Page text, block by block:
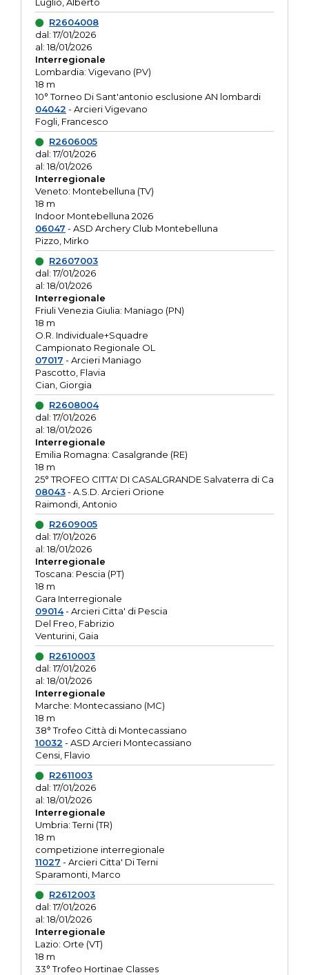
R2604008
dal: 17/01/2026
al: 18/01/2026
Interregionale
Lombardia: Vigevano (PV)
18 m
10° Torneo Di Sant'antonio esclusione AN lombardi
04042 - Arcieri Vigevano
Fogli, Francesco
R2606005
dal: 17/01/2026
al: 18/01/2026
Interregionale
Veneto: Montebelluna (TV)
18 m
Indoor Montebelluna 2026
06047 - ASD Archery Club Montebelluna
Pizzo, Mirko
R2607003
dal: 17/01/2026
al: 18/01/2026
Interregionale
Friuli Venezia Giulia: Maniago (PN)
18 m
O.R. Individuale+Squadre
Campionato Regionale OL
07017 - Arcieri Maniago
Pascotto, Flavia
Cian, Giorgia
R2608004
dal: 17/01/2026
al: 18/01/2026
Interregionale
Emilia Romagna: Casalgrande (RE)
18 m
25° TROFEO CITTA' DI CASALGRANDE Salvaterra di Ca
08043- A.S.D. Arcieri Orione
Raimondi, Antonio
R2609005
dal: 17/01/2026
al: 18/01/2026
Interregionale
Toscana: Pescia (PT)
18 m
Gara Interregionale
09014- Arcieri Citta' di Pescia
Del Freo, Fabrizio
Venturini, Gaia
R2610003
dal: 17/01/2026
al: 18/01/2026
Interregionale
Marche: Montecassiano (MC)
18 m
38° Trofeo Città di Montecassiano
10032 - ASD Arcieri Montecassiano
Censi, Flavio
R2611003
dal: 17/01/2026
al: 18/01/2026
Interregionale
Umbria: Terni (TR)
18 m
competizione interregionale
11027 - Arcieri Citta' Di Terni
Sparamonti, Marco
R2612003
dal: 17/01/2026
al: 18/01/2026
Interregionale
Lazio: Orte (VT)
18 m
33° Trofeo Hortinae Classes